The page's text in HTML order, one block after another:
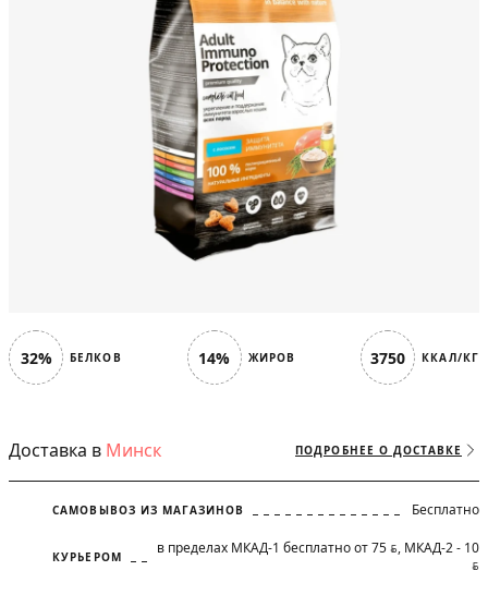
32% БЕЛКОВ 14% ЖИРОВ 3750 ККАЛ/КГ
Доставка в Минск ПОДРОБНЕЕ О ДОСТАВКЕ
САМОВЫВОЗ ИЗ МАГАЗИНОВ Бесплатно
КУРЬЕРОМ в пределах МКАД-1 бесплатно от 75 BYN, МКАД-2 - 10
BYN